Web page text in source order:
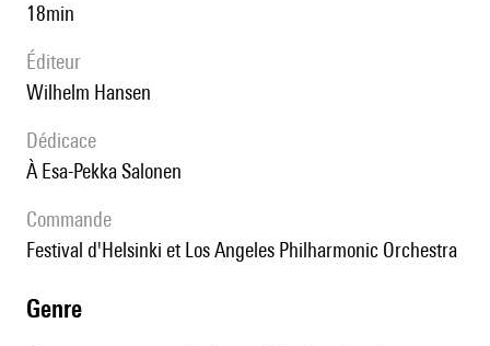
18min
éditeur
Wilhelm Hansen
Dédicace
à Esa-Pekka Salonen
Commande
Festival d'Helsinki et Los Angeles Philharmonic Orchestra
genre